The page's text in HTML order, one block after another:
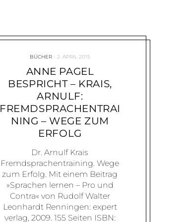
BÜCHER 2. APRIL 2015
ANNE PAGEL
BESPRICHT – KRAIS,
ARNULF:
FREMDSPRACHENTRAI
NING – WEGE ZUM
ERFOLG
Dr. Arnulf Krais
Fremdsprachentraining. Wege
zum Erfolg. Mit einem Beitrag
»Sprachen lernen – Pro und
Contra« von Rudolf Walter
Leonhardt Renningen: expert
verlag, 2009. 155 Seiten ISBN: